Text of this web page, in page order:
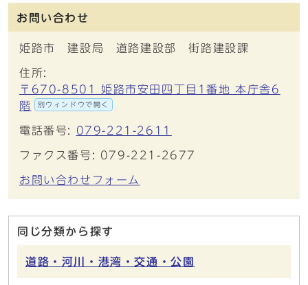
お問い合わせ
姫路市 建設局 道路建設部 街路建設課
住所:
〒670-8501 姫路市安田四丁目1番地 本庁舎6
階
別ウィンドウで開く
電話番号: 079-221-2611
ファクス番号: 079-221-2677
お問い合わせフォーム
同じ分類から探す
道路・河川・港湾・交通・公園